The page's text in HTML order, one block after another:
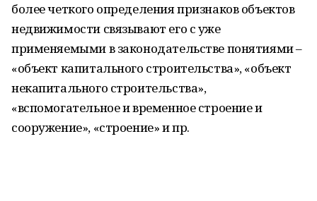
более четкого определения признаков объектов
недвижимости связывают его с уже
применяемыми в законодательстве понятиями –
«объект капитального строительства», «объект
некапитального строительства»,
«вспомогательное и временное строение и
сооружение», «строение» и пр.